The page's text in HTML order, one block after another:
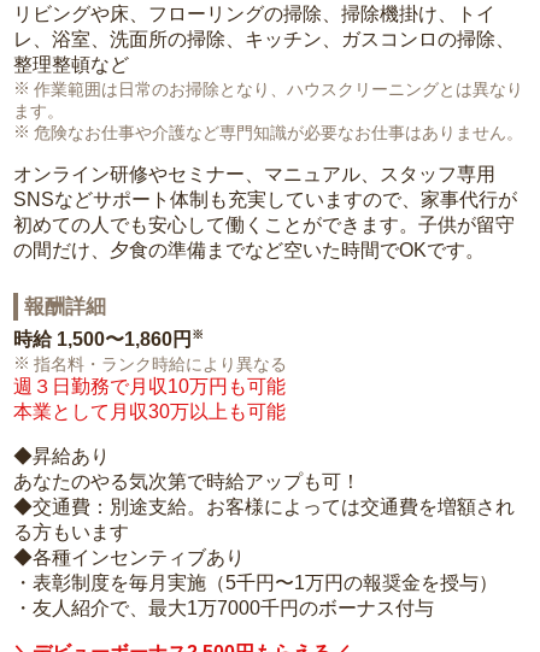
リビングや床、フローリングの掃除、掃除機掛け、トイ
レ、浴室、洗面所の掃除、キッチン、ガスコンロの掃除、
整理整頓など
作業範囲は日常のお掃除となり、ハウスクリーニングとは異なり
ます。
危険なお仕事や介護など専門知識が必要なお仕事はありません。
オンライン研修やセミナー、マニュアル、スタッフ専用
SNSなどサポート体制も充実していますので、家事代行が
初めての人でも安心して働くことができます。子供が留守
の間だけ、夕食の準備までなど空いた時間でOKです。
報酬詳細
時給 1,500〜1,860円 ※
指名料・ランク時給により異なる
週３日勤務で月収10万円も可能
本業として月収30万以上も可能
◆昇給あり
あなたのやる気次第で時給アップも可！
◆交通費：別途支給。お客様によっては交通費を増額され
る方もいます
◆各種インセンティブあり
・表彰制度を毎月実施（5千円〜1万円の報奨金を授与）
・友人紹介で、最大1万7000千円のボーナス付与